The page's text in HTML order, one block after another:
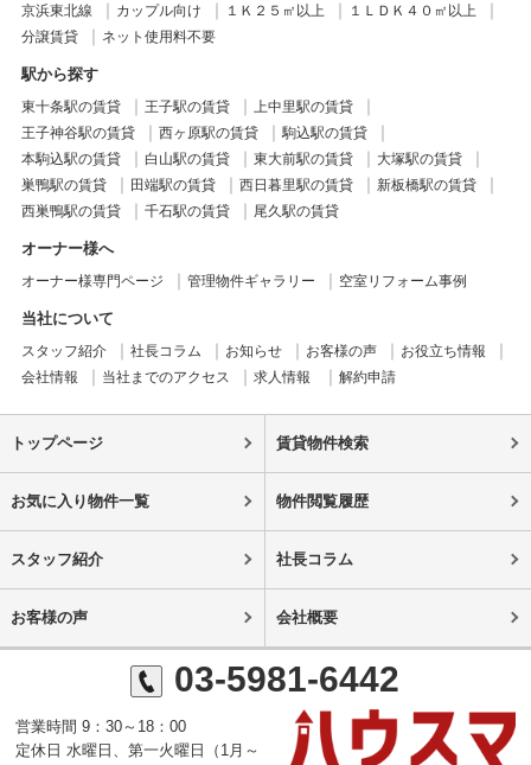
京浜東北線
カップル向け １Ｋ２５㎡以上
１ＬＤＫ４０㎡以上
分譲賃貸
ネット使用料不要
駅から探す
東十条駅の賃貸 王子駅の賃貸
上中里駅の賃貸
王子神谷駅の賃貸
西ヶ原駅の賃貸
駒込駅の賃貸
本駒込駅の賃貸
白山駅の賃貸 東大前駅の賃貸
大塚駅の賃貸
巣鴨駅の賃貸
田端駅の賃貸 西日暮里駅の賃貸
新板橋駅の賃貸
西巣鴨駅の賃貸
千石駅の賃貸 尾久駅の賃貸
オーナー様へ
オーナー様専門ページ 管理物件ギャラリー 空室リフォーム事例
当社について
スタッフ紹介 社長コラム お知らせ お客様の声
お役立ち情報
会社情報
当社までのアクセス 求人情報 解約申請
トップページ 賃貸物件検索
お気に入り物件一覧 物件閲覧履歴
スタッフ紹介 社長コラム
お客様の声 会社概要
03-5981-6442
営業時間 9：30～18：00
定休日 水曜日、第一火曜日（1月～